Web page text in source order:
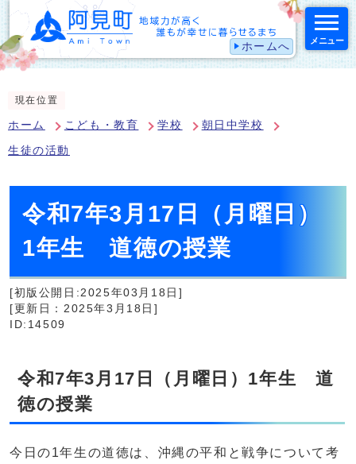
ホームへ メニュー
現在位置
ホーム こども・教育 学校 朝日中学校
生徒の活動
令和7年3月17日（月曜日）
1年生 道徳の授業
[初版公開日:2025年03月18日]
[更新日：2025年3月18日]
ID:14509
令和7年3月17日（月曜日）1年生 道
徳の授業
今日の1年生の道徳は、沖縄の平和と戦争について考